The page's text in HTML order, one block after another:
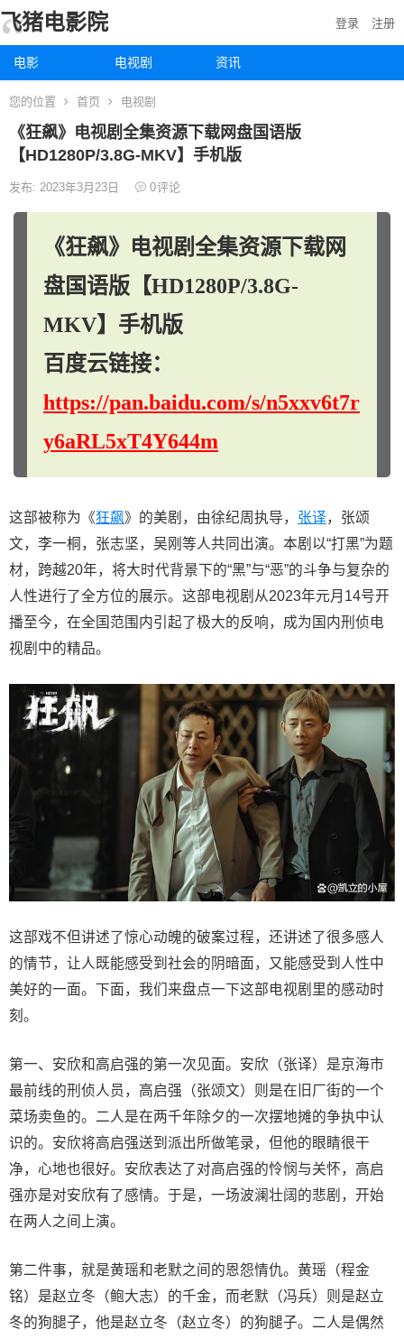
飞猪电影院
电影 电视剧 资讯
登录 注册
您的位置 首页 电视剧
《狂飙》电视剧全集资源下载网盘国语版
【HD1280P/3.8G-MKV】手机版
发布: 2023年3月23日 0评论
《狂飙》电视剧全集资源下载网
盘国语版【HD1280P/3.8G-
MKV】手机版
百度云链接：
https://pan.baidu.com/s/n5xxv6t7r
y6aRL5xT4Y644m
这部被称为《狂飙》的美剧，由徐纪周执导， 张译，张颂
文，李一桐，张志坚，吴刚等人共同出演。本剧以“打黑”为题
材，跨越20年，将大时代背景下的“黑”与“恶”的斗争与复杂的
人性进行了全方位的展示。这部电视剧从2023年元月14号开
播至今，在全国范围内引起了极大的反响，成为国内刑侦电
视剧中的精品。
这部戏不但讲述了惊心动魄的破案过程，还讲述了很多感人
的情节，让人既能感受到社会的阴暗面，又能感受到人性中
美好的一面。下面，我们来盘点一下这部电视剧里的感动时
刻。
第一、安欣和高启强的第一次见面。安欣（张译）是京海市
最前线的刑侦人员，高启强（张颂文）则是在旧厂街的一个
菜场卖鱼的。二人是在两千年除夕的一次摆地摊的争执中认
识的。安欣将高启强送到派出所做笔录，但他的眼睛很干
净，心地也很好。安欣表达了对高启强的怜悯与关怀，高启
强亦是对安欣有了感情。于是，一场波澜壮阔的悲剧，开始
在两人之间上演。
第二件事，就是黄瑶和老默之间的恩怨情仇。黄瑶（程金
铭）是赵立冬（鲍大志）的千金，而老默（冯兵）则是赵立
冬的狗腿子，他是赵立冬（赵立冬）的狗腿子。二人是偶然